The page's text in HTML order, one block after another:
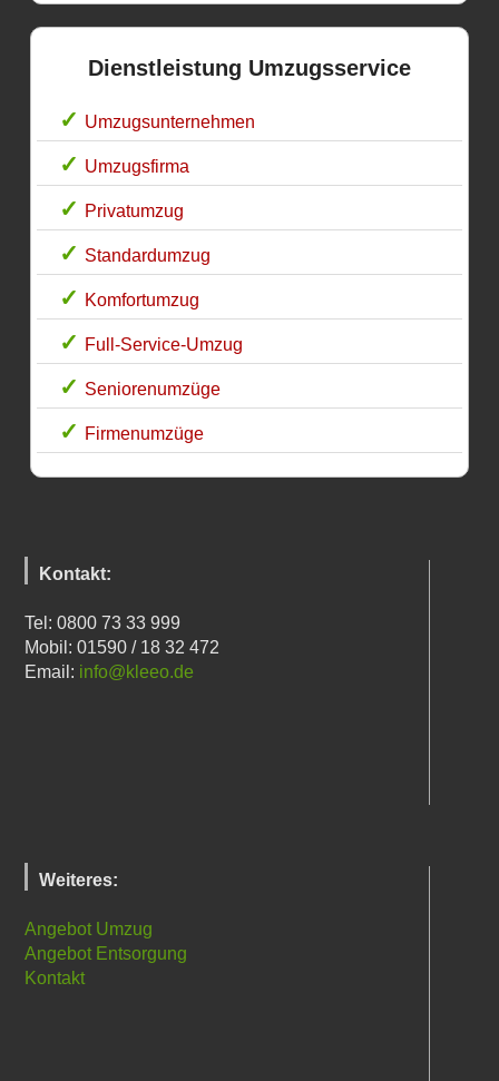
Dienstleistung Umzugsservice
Umzugsunternehmen
Umzugsfirma
Privatumzug
Standardumzug
Komfortumzug
Full-Service-Umzug
Seniorenumzüge
Firmenumzüge
Kontakt:
Tel: 0800 73 33 999
Mobil: 01590 / 18 32 472
Email: info@kleeo.de
Weiteres:
Angebot Umzug
Angebot Entsorgung
Kontakt